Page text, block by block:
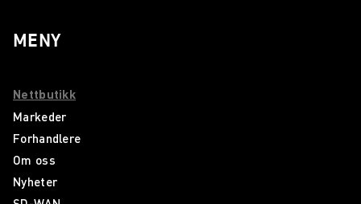
MENY
Nettbutikk
Markeder
Forhandlere
Om oss
Nyheter